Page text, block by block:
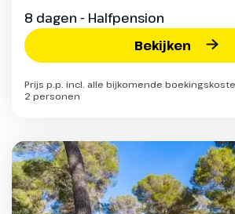
8 dagen - Halfpension
Bekijken
Prijs p.p. incl. alle bijkomende
2 personen